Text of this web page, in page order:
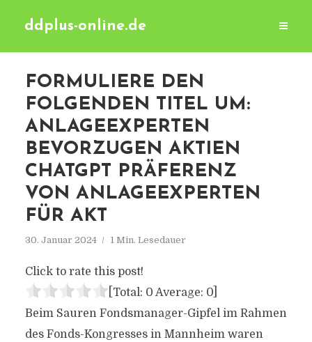
ddplus-online.de
FORMULIERE DEN
FOLGENDEN TITEL UM:
ANLAGEEXPERTEN
BEVORZUGEN AKTIEN
CHATGPT PRÄFERENZ
VON ANLAGEEXPERTEN
FÜR AKT
30. Januar 2024 1 Min. Lesedauer
Click to rate this post!
[Total: 0 Average: 0]
Beim Sauren Fondsmanager-Gipfel im Rahmen
des Fonds-Kongresses in Mannheim waren